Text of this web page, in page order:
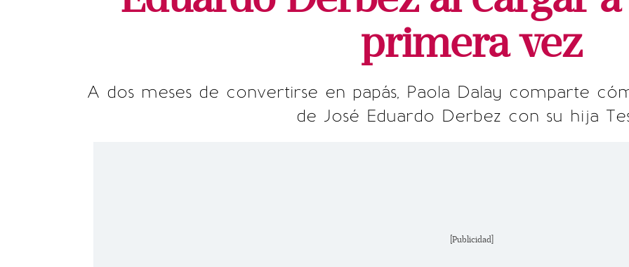
primera vez
A dos meses de convertirse en papás, Paola Dalay comparte
de José Eduardo Derbez con su hija
[Publicidad]